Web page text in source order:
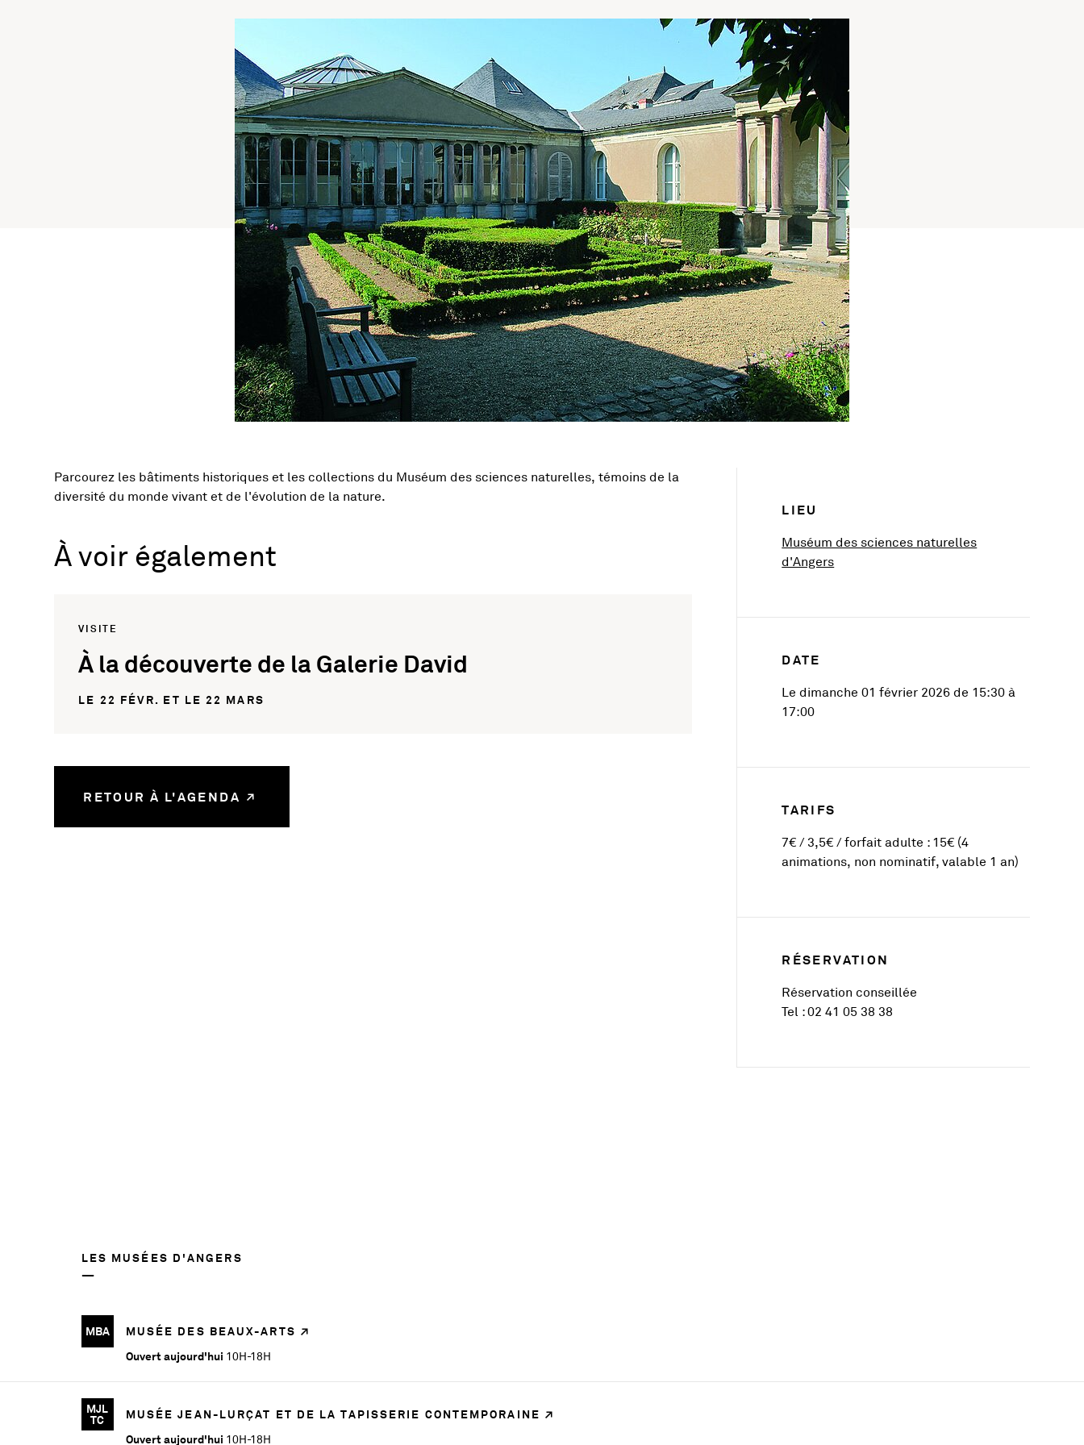
Présentation de l'activité
Parcourez les bâtiments historiques et les collections du Muséum des sciences naturelles, témoins de la
diversité du monde vivant et de l'évolution de la nature.
À voir également
VISITE
À la découverte de la Galerie David
LE 22 FÉVR. ET LE 22 MARS
RETOUR À L'AGENDA
LIEU
Muséum des sciences naturelles
d'Angers, Ouvre une nouvelle fenêtre
DATE
Le dimanche 01 février 2026 de 15:30 à
17:00
TARIFS
7€ / 3,5€ / forfait adulte : 15€ (4
animations, non nominatif, valable 1 an)
RÉSERVATION
Réservation conseillée
Tel : 02 41 05 38 38
LES MUSÉES D'ANGERS
MBA
MUSÉE DES BEAUX-ARTS
Ouvert aujourd'hui 10H-18H
MJL
TC
MUSÉE JEAN-LURÇAT ET DE LA TAPISSERIE CONTEMPORAINE
Ouvert aujourd'hui 10H-18H